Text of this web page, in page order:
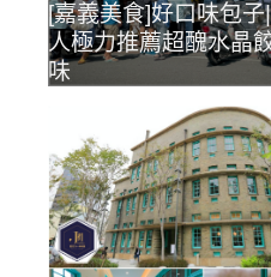
[嘉義美食]好口味包
人極力推薦超醜水晶
味